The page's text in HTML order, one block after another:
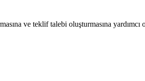
ve teklif talebi oluşturmasına